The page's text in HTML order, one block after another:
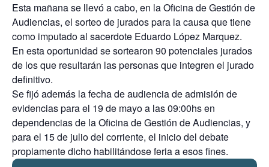
Esta mañana se llevó a cabo, en la Oficina de Gestión de
Audiencias, el sorteo de jurados para la causa que tiene
como imputado al sacerdote Eduardo López Marquez.
En esta oportunidad se sortearon 90 potenciales jurados
de los que resultarán las personas que integren el jurado
definitivo.
Se fijó además la fecha de audiencia de admisión de
evidencias para el 19 de mayo a las 09:00hs en
dependencias de la Oficina de Gestión de Audiencias, y
para el 15 de julio del corriente, el inicio del debate
propiamente dicho habilitándose feria a esos fines.